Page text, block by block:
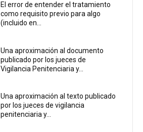
El error de entender el tratamiento
como requisito previo para algo
(incluido en...
Una aproximación al documento
publicado por los jueces de
Vigilancia Penitenciaria y...
Una aproximación al texto publicado
por los jueces de vigilancia
penitenciaria y...